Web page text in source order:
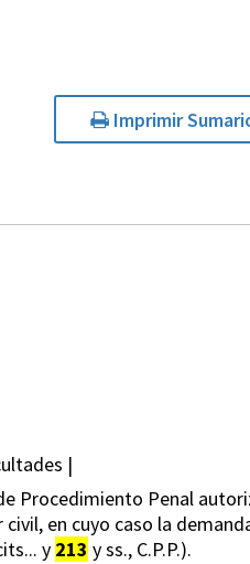
Imprimir
|
Procedimiento Penal
en cuyo caso la
y 213 y ss., C.P.P.).